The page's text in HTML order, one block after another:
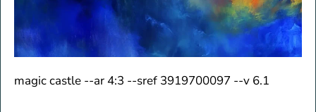
magic castle --ar 4:3 --sref 3919700097 --v 6.1